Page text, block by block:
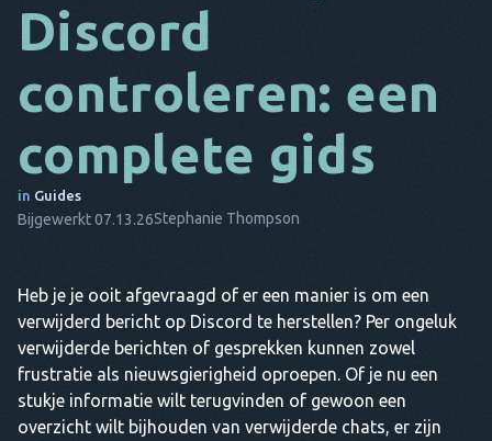
NL
ES
TR
PT
Discord
controleren: een
complete gids
in Guides
Bijgewerkt 07.13.26Stephanie Thompson
Heb je je ooit afgevraagd of er een manier is om een
verwijderd bericht op Discord te herstellen? Per ongeluk
verwijderde berichten of gesprekken kunnen zowel
frustratie als nieuwsgierigheid oproepen. Of je nu een
stukje informatie wilt terugvinden of gewoon een
overzicht wilt bijhouden van verwijderde chats, er zijn